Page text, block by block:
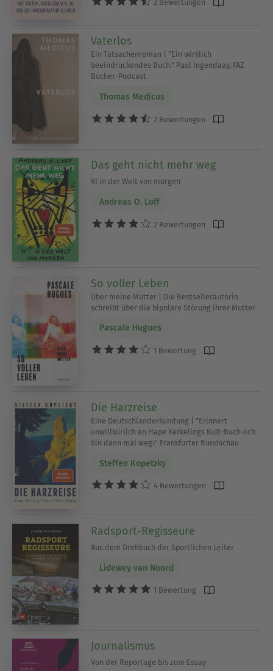
2 Bewertungen
Vaterlos
Ein Tatsachenroman | "Ein wirklich
beeindruckendes Buch." Paul Ingendaay, FAZ
Bücher-Podcast
Thomas Medicus
2 Bewertungen
Das geht nicht mehr weg
KI in der Welt von morgen
Andreas O. Loff
2 Bewertungen
So voller Leben
Über meine Mutter | Die Bestsellerautorin
schreibt über die bipolare Störung ihrer Mutter
Pascale Hugues
1 Bewertung
Die Harzreise
Eine Deutschlanderkundung | "Erinnert
unwillkürlich an Hape Kerkelings Kult-Buch ‹Ich
bin dann mal weg›" Frankfurter Rundschau
Steffen Kopetzky
4 Bewertungen
Radsport-Regisseure
Aus dem Drehbuch der Sportlichen Leiter
Lidewey van Noord
1 Bewertung
Journalismus
Von der Reportage bis zum Essay